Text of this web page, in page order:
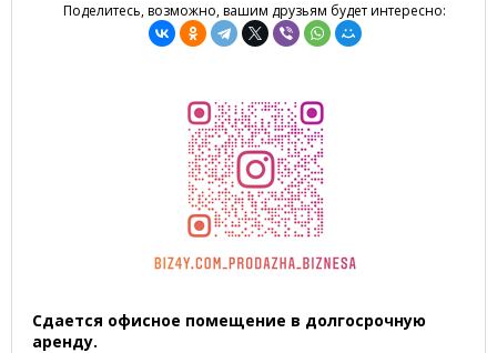
Поделитесь, возможно, вашим друзьям будет интересно:
Сдается офисное помещение в долгосрочную
аренду.